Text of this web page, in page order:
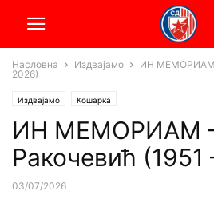
Насловна Издвајамо
ИН МЕМОРИАМ
2026)
Издвајамо Кошарка
ИН МЕМОРИАМ –
Ракочевић (1951
03/07/2026